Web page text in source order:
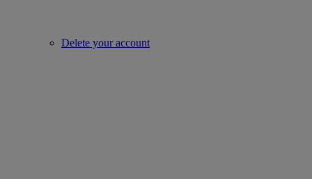
Delete your account